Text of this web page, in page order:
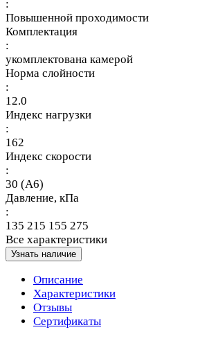
:
Повышенной проходимости
Комплектация
:
укомплектована камерой
Норма слойности
:
12.0
Индекс нагрузки
:
162
Индекс скорости
:
30 (A6)
Давление, кПа
:
135 215 155 275
Все характеристики
Узнать наличие
Описание
Характеристики
Отзывы
Сертификаты